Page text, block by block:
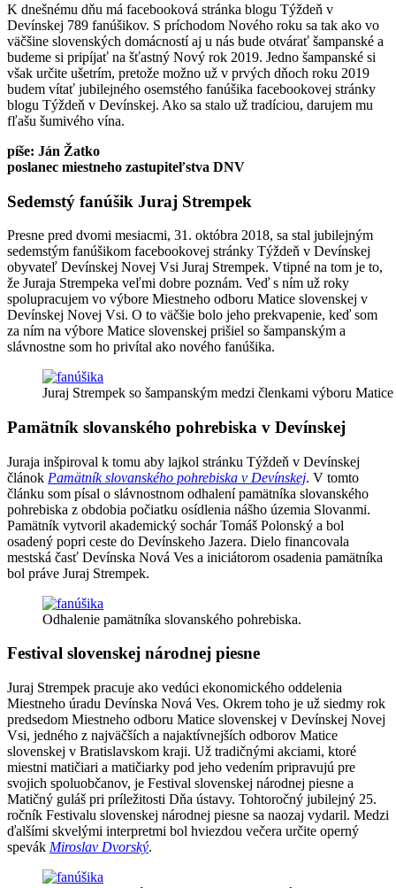
K dnešnému dňu má facebooková stránka blogu Týždeň v
Devínskej 789 fanúšikov. S príchodom Nového roku sa tak ako vo
väčšine slovenských domácností aj u nás bude otvárať šampanské a
budeme si pripíjať na šťastný Nový rok 2019. Jedno šampanské si
však určite ušetrím, pretože možno už v prvých dňoch roku 2019
budem vítať jubilejného osemstého fanúšika facebookovej stránky
blogu Týždeň v Devínskej. Ako sa stalo už tradíciou, darujem mu
fľašu šumivého vína.
píše: Ján Žatko
poslanec miestneho zastupiteľstva DNV
Sedemstý fanúšik Juraj Strempek
Presne pred dvomi mesiacmi, 31. októbra 2018, sa stal jubilejným
sedemstým fanúšikom facebookovej stránky Týždeň v Devínskej
obyvateľ Devínskej Novej Vsi Juraj Strempek. Vtipné na tom je to,
že Juraja Strempeka veľmi dobre poznám. Veď s ním už roky
spolupracujem vo výbore Miestneho odboru Matice slovenskej v
Devínskej Novej Vsi. O to väčšie bolo jeho prekvapenie, keď som
za ním na výbore Matice slovenskej prišiel so šampanským a
slávnostne som ho privítal ako nového fanúšika.
Juraj Strempek so šampanským medzi členkami výboru
Pamätník slovanského pohrebiska v Devínskej
Juraja inšpiroval k tomu aby lajkol stránku Týždeň v Devínskej
článok Pamätník slovanského pohrebiska v Devínskej. V tomto
článku som písal o slávnostnom odhalení pamätníka slovanského
pohrebiska z obdobia počiatku osídlenia nášho územia Slovanmi.
Pamätník vytvoril akademický sochár Tomáš Polonský a bol
osadený popri ceste do Devínskeho Jazera. Dielo financovala
mestská časť Devínska Nová Ves a iniciátorom osadenia pamätníka
bol práve Juraj Strempek.
Odhalenie pamätníka slovanského pohrebiska.
Festival slovenskej národnej piesne
Juraj Strempek pracuje ako vedúci ekonomického oddelenia
Miestneho úradu Devínska Nová Ves. Okrem toho je už siedmy rok
predsedom Miestneho odboru Matice slovenskej v Devínskej Novej
Vsi, jedného z najväčších a najaktívnejších odborov Matice
slovenskej v Bratislavskom kraji. Už tradičnými akciami, ktoré
miestni matičiari a matičiarky pod jeho vedením pripravujú pre
svojich spoluobčanov, je Festival slovenskej národnej piesne a
Matičný guláš pri príležitosti Dňa ústavy. Tohtoročný jubilejný 25.
ročník Festivalu slovenskej národnej piesne sa naozaj vydaril. Medzi
ďalšími skvelými interpretmi bol hviezdou večera určite operný
spevák Miroslav Dvorský.